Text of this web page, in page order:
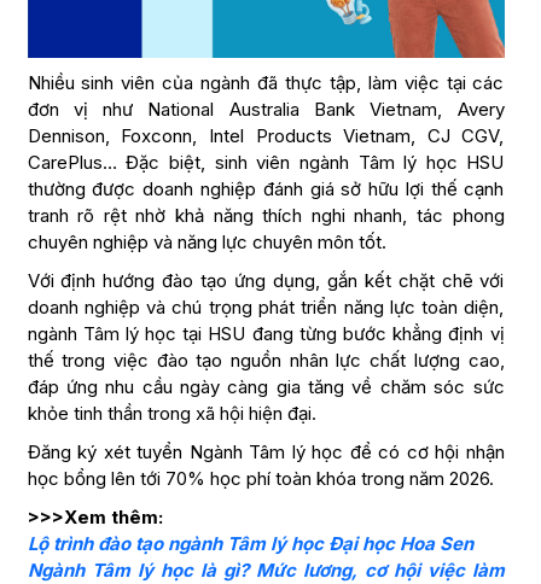
Nhiều sinh viên của ngành đã thực tập, làm việc tại các
đơn vị như National Australia Bank Vietnam, Avery
Dennison, Foxconn, Intel Products Vietnam, CJ CGV,
CarePlus… Đặc biệt, sinh viên ngành Tâm lý học HSU
thường được doanh nghiệp đánh giá sở hữu lợi thế cạnh
tranh rõ rệt nhờ khả năng thích nghi nhanh, tác phong
chuyên nghiệp và năng lực chuyên môn tốt.
Với định hướng đào tạo ứng dụng, gắn kết chặt chẽ với
doanh nghiệp và chú trọng phát triển năng lực toàn diện,
ngành Tâm lý học tại HSU đang từng bước khẳng định vị
thế trong việc đào tạo nguồn nhân lực chất lượng cao,
đáp ứng nhu cầu ngày càng gia tăng về chăm sóc sức
khỏe tinh thần trong xã hội hiện đại.
Đăng ký xét tuyển Ngành Tâm lý học để có cơ hội nhận
học bổng lên tới 70% học phí toàn khóa trong năm 2026.
>>>Xem thêm:
Lộ trình đào tạo ngành Tâm lý học Đại học Hoa Sen
Ngành Tâm lý học là gì? Mức lương, cơ hội việc làm